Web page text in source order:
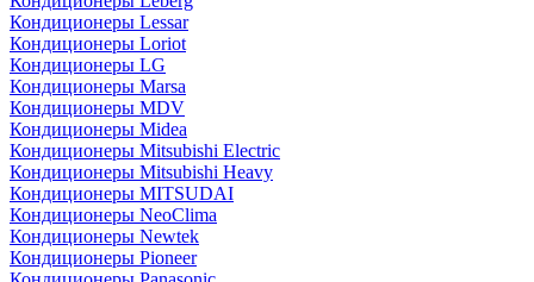
Кондиционеры Lessar
Кондиционеры Loriot
Кондиционеры LG
Кондиционеры Marsa
Кондиционеры MDV
Кондиционеры Midea
Кондиционеры Mitsubishi Electric
Кондиционеры Mitsubishi Heavy
Кондиционеры MITSUDAI
Кондиционеры NeoClima
Кондиционеры Newtek
Кондиционеры Pioneer